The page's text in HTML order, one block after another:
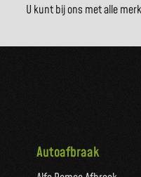
U kunt bij ons met alle
Autoafbraak